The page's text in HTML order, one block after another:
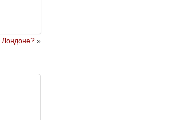
Лондоне? »